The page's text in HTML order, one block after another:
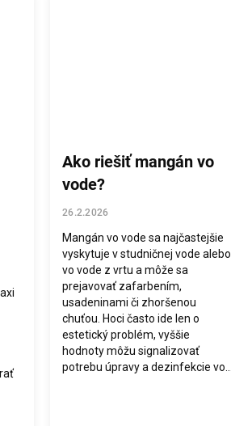
Ako riešiť mangán vo
vode?
26.2.2026
Mangán vo vode sa najčastejšie
vyskytuje v studničnej vode alebo
vo vode z vrtu a môže sa
prejavovať zafarbením,
usadeninami či zhoršenou
chuťou. Hoci často ide len o
estetický problém, vyššie
hodnoty môžu signalizovať
potrebu úpravy a dezinfekcie vo...